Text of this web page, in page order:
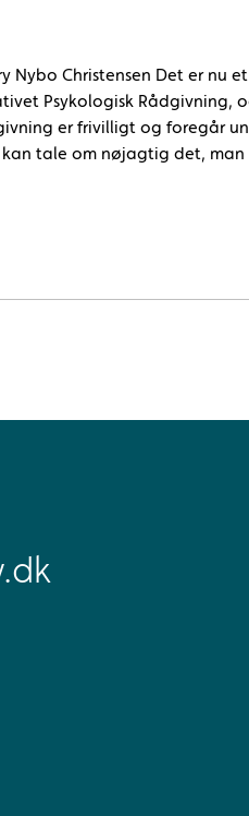
Nybo Christensen Det er nu
Psykologisk Rådgivning,
er frivilligt og foregår
kan tale om nøjagtig det, man